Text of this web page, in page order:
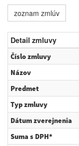
zoznam zmlúv
Detail zmluvy
Číslo zmluvy
Názov
Predmet
Typ zmluvy
Dátum zverejnenia
Suma s DPH*